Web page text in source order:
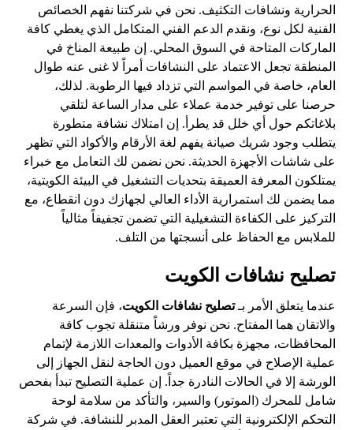
الحرارية ونشافات التكثيف. نحن في شركتنا نفهم الخصائص
الفنية لكل نوع، ونقدم الدعم الفني المتكامل الذي يغطي كافة
الماركات المتاحة في السوق المحلي. إن طبيعة المناخ في
المنطقة تجعل الاعتماد على النشافات أمراً لا غنى عنه طوال
العام، خاصة في المواسم التي تزداد فيها الرطوبة. لذلك،
حرصنا على توفير خدمة عملاء على مدار الساعة لتلقي
بلاغاتكم حول أي خلل قد يطرأ. إن امتلاك نشافة متطورة
يتطلب وجود شريك صيانة يفهم لغة الأرقام والأكواد التي تظهر
على شاشات الأجهزة الحديثة. نحن نضمن لك التعامل مع خبراء
يمتلكون المعرفة العميقة بتحديات التشغيل في البيئة الكويتية،
مما يضمن لك استمرارية الأداء العالي لجهازك دون انقطاع، مع
التركيز على الكفاءة التشغيلية التي تضمن تجفيفاً مثالياً
للملابس مع الحفاظ على أنسجتها من التلف.
تصليح نشافات الكويت
عندما يتعلق الأمر بـتصليح نشافات الكويت، فإن السرعة
والاتقان هما المفتاح. نحن نوفر ورشاً متنقلة تجوب كافة
المحافظات، مجهزة بكافة الأدوات والمعدات اللازمة لإتمام
عملية الإصلاح في موقع العميل دون الحاجة لنقل الجهاز إلى
الورشة إلا في الحالات النادرة جداً. إن عملية التصليح تبدأ بفحص
شامل للمحرك (الموتور) والسير، والتأكد من سلامة لوحة
التحكم الإلكترونية التي تعتبر العقل المدبر للنشافة. في شركة